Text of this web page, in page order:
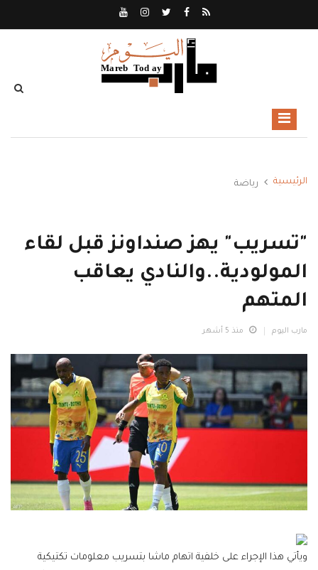
الرئيسية رياضة
"تسريب" يهز صنداونز قبل لقاء
المولودية..والنادي يعاقب
المتهم
مارب اليوم منذ 5 أشهر
ويأتي هذا الإجراء على خلفية اتهام ماشا بتسريب معلومات تكتيكية